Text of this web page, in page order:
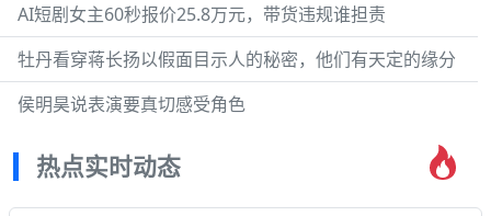
AI短剧女主60秒报价25.8万元，带货违规谁担责
牡丹看穿蒋长扬以假面目示人的秘密，他们有天定的缘分
侯明昊说表演要真切感受角色
热点实时动态